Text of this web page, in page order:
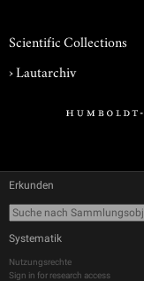
Scientific Collections
›Lautarchiv
Erkunden
Systematik
Nutzungsrechte
Sign in for research access